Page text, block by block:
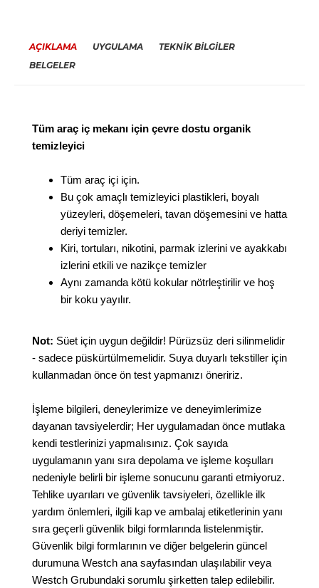
AÇIKLAMA UYGULAMA
TEKNİK BİLGİLER
BELGELER
Tüm araç iç mekanı için çevre dostu organik
temizleyici
Tüm araç içi için.
Bu çok amaçlı temizleyici plastikleri, boyalı
yüzeyleri, döşemeleri, tavan döşemesini ve hatta
deriyi temizler.
Kiri, tortuları, nikotini, parmak izlerini ve ayakkabı
izlerini etkili ve nazikçe temizler
Aynı zamanda kötü kokular nötrleştirilir ve hoş
bir koku yayılır.
Not: Süet için uygun değildir! Pürüzsüz deri silinmelidir
- sadece püskürtülmemelidir. Suya duyarlı tekstiller için
kullanmadan önce ön test yapmanızı öneririz.
İşleme bilgileri, deneylerimize ve deneyimlerimize
dayanan tavsiyelerdir; Her uygulamadan önce mutlaka
kendi testlerinizi yapmalısınız. Çok sayıda
uygulamanın yanı sıra depolama ve işleme koşulları
nedeniyle belirli bir işleme sonucunu garanti etmiyoruz.
Tehlike uyarıları ve güvenlik tavsiyeleri, özellikle ilk
yardım önlemleri, ilgili kap ve ambalaj etiketlerinin yanı
sıra geçerli güvenlik bilgi formlarında listelenmiştir.
Güvenlik bilgi formlarının ve diğer belgelerin güncel
durumuna Westch ana sayfasından ulaşılabilir veya
Westch Grubundaki sorumlu şirketten talep edilebilir.